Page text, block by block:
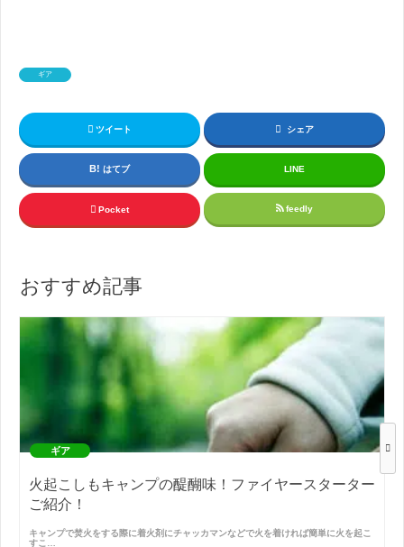
ギア
ツイート シェア
はてブ LINE
Pocket feedly
おすすめ記事
ギア
火起こしもキャンプの醍醐味！ファイヤースターター
ご紹介！
キャンプで焚火をする際に着火剤にチャッカマンなどで火を着ければ簡単に火を起こ
すこ…